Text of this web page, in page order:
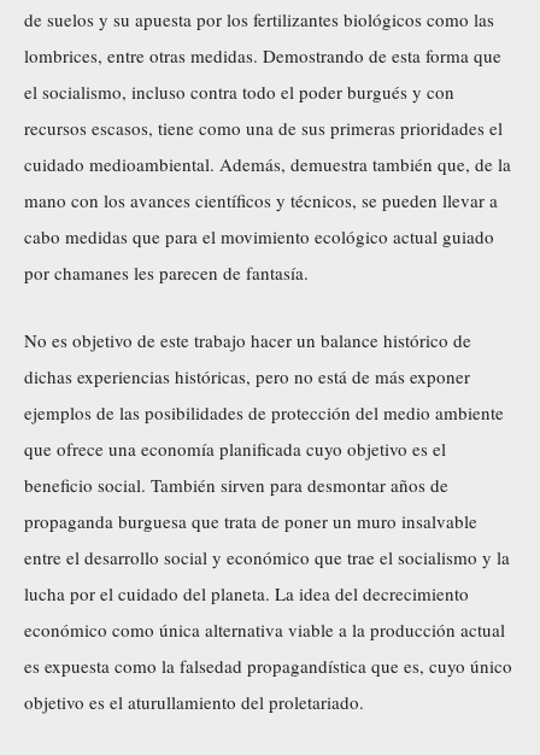
de suelos y su apuesta por los fertilizantes biológicos como las
lombrices, entre otras medidas. Demostrando de esta forma que
el socialismo, incluso contra todo el poder burgués y con
recursos escasos, tiene como una de sus primeras prioridades el
cuidado medioambiental. Además, demuestra también que, de la
mano con los avances científicos y técnicos, se pueden llevar a
cabo medidas que para el movimiento ecológico actual guiado
por chamanes les parecen de fantasía.
No es objetivo de este trabajo hacer un balance histórico de
dichas experiencias históricas, pero no está de más exponer
ejemplos de las posibilidades de protección del medio ambiente
que ofrece una economía planificada cuyo objetivo es el
beneficio social. También sirven para desmontar años de
propaganda burguesa que trata de poner un muro insalvable
entre el desarrollo social y económico que trae el socialismo y la
lucha por el cuidado del planeta. La idea del decrecimiento
económico como única alternativa viable a la producción actual
es expuesta como la falsedad propagandística que es, cuyo único
objetivo es el aturullamiento del proletariado.